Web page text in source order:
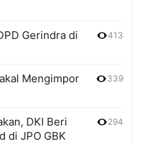
Gerindra di
413
Mengimpor
339
DKI Beri
di JPO GBK
294